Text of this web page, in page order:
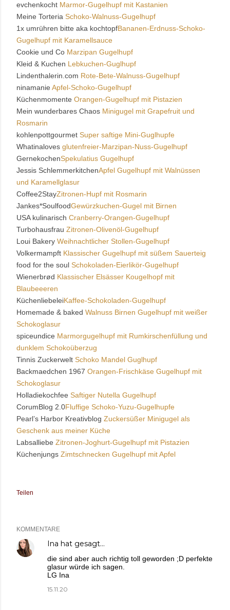
evchenkocht Marmor-Gugelhupf mit Kastanien
Meine Torteria Schoko-Walnuss-Gugelhupf
1x umrühren bitte aka kochtopfBananen-Erdnuss-Schoko-
Gugelhupf mit Karamellsauce
Cookie und Co Marzipan Gugelhupf
Kleid & Kuchen Lebkuchen-Guglhupf
Lindenthalerin.com Rote-Bete-Walnuss-Gugelhupf
ninamanie Apfel-Schoko-Gugelhupf
Küchenmomente Orangen-Gugelhupf mit Pistazien
Mein wunderbares Chaos Minigugel mit Grapefruit und
Rosmarin
kohlenpottgourmet Super saftige Mini-Guglhupfe
Whatinaloves glutenfreier-Marzipan-Nuss-Gugelhupf
GernekochenSpekulatius Gugelhupf
Jessis SchlemmerkitchenApfel Gugelhupf mit Walnüssen
und Karamellglasur
Coffee2StayZitronen-Hupf mit Rosmarin
Jankes*SoulfoodGewürzkuchen-Gugel mit Birnen
USA kulinarisch Cranberry-Orangen-Gugelhupf
Turbohausfrau Zitronen-Olivenöl-Gugelhupf
Loui Bakery Weihnachtlicher Stollen-Gugelhupf
Volkermampft Klassischer Gugelhupf mit süßem Sauerteig
food for the soul Schokoladen-Eierlikör-Gugelhupf
Wienerbrød Klassischer Elsässer Kougelhopf mit
Blaubeeeren
KüchenliebeleiKaffee-Schokoladen-Gugelhupf
Homemade & baked Walnuss Birnen Gugelhupf mit weißer
Schokoglasur
spiceundice Marmorgugelhupf mit Rumkirschenfüllung und
dunklem Schokoüberzug
Tinnis Zuckerwelt Schoko Mandel Guglhupf
Backmaedchen 1967 Orangen-Frischkäse Gugelhupf mit
Schokoglasur
Holladiekochfee Saftiger Nutella Gugelhupf
CorumBlog 2.0Fluffige Schoko-Yuzu-Gugelhupfe
Pearl’s Harbor Kreativblog Zuckersüßer Minigugel als
Geschenk aus meiner Küche
Labsalliebe Zitronen-Joghurt-Gugelhupf mit Pistazien
Küchenjungs Zimtschnecken Gugelhupf mit Apfel
Teilen
KOMMENTARE
Ina hat gesagt…
die sind aber auch richtig toll geworden ;D perfekte
glasur würde ich sagen.
LG Ina
15.11.20